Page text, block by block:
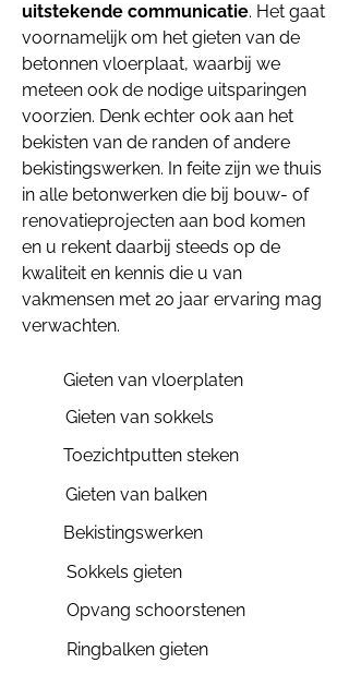
uitstekende communicatie. Het gaat
voornamelijk om het gieten van de
betonnen vloerplaat, waarbij we
meteen ook de nodige uitsparingen
voorzien. Denk echter ook aan het
bekisten van de randen of andere
bekistingswerken. In feite zijn we thuis
in alle betonwerken die bij bouw- of
renovatieprojecten aan bod komen
en u rekent daarbij steeds op de
kwaliteit en kennis die u van
vakmensen met 20 jaar ervaring mag
verwachten.
Gieten van vloerplaten
Gieten van sokkels
Toezichtputten steken
Gieten van balken
Bekistingswerken
Sokkels gieten
Opvang schoorstenen
Ringbalken gieten